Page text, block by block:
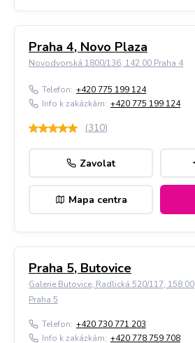
Praha 4, Novo Plaza
Novodvorská 1800/136, 142 00 Praha 4
Telefon: +420 775 199 124
Info k zakázkám: +420 775 199 124
(310)
Zavolat
Mapa centra
Praha 5, Butovice
Galerie Butovice, Radlická 520/117, 158 00
Praha 5
Telefon: +420 730 771 203
Info k zakázkám: +420 778 759 708